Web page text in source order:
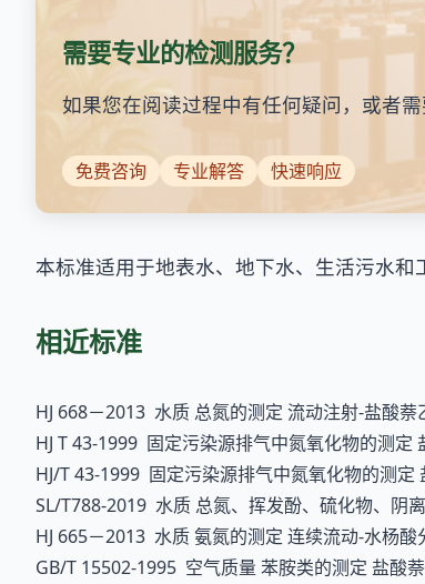
需要专业的检测服务？
如果您在阅读过程中有任何疑问，或者
免费咨询 专业解答 快速响应
本标准适用于地表水、地下水、生活污水和
相近标准
HJ 668－2013 水质 总氮的测定 流动注射-盐酸萘
HJ T 43-1999 固定污染源排气中氮氧化物的测定
HJ/T 43-1999 固定污染源排气中氮氧化物的测定
SL/T788-2019 水质 总氮、挥发酚、硫化物、阴
HJ 665－2013 水质 氨氮的测定 连续流动-水杨酸
GB/T 15502-1995 空气质量 苯胺类的测定 盐酸